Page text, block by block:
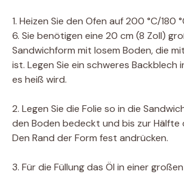
1. Heizen Sie den Ofen auf 200 °C/180
6. Sie benötigen eine 20 cm (8 Zoll)
Sandwichform mit losem Boden, die
ist. Legen Sie ein schweres Backblech
es heiß wird.
2. Legen Sie die Folie so in die
den Boden bedeckt und bis zur Hälfte
Den Rand der Form fest andrücken.
3. Für die Füllung das Öl in einer